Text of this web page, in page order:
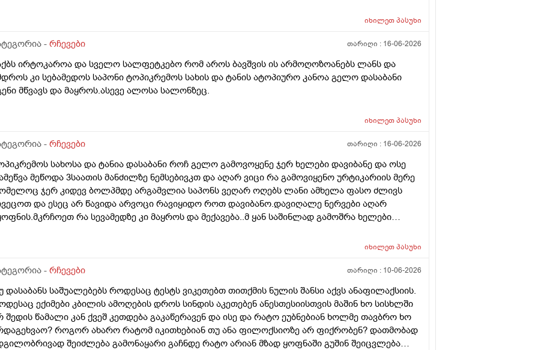
იხილეთპასუხი
- რჩევები თარიღი : 16-06-2026
ირტოკაროა და სველო სალფეტკებო რომ აროს ბავშვის ის არმოღოზოანებს ლანს და
კი სებამედოს საპონი ტოპიკრემოს სახის და ტანის ატოპიურო კანოა გელო დასაბანი
მწვავს და მაყროს.ასევე ალოსა სალონზეც.
იხილეთპასუხი
- რჩევები თარიღი : 16-06-2026
სახოსა და ტანია დასაბანი როჩ გელო გამოვოყენე ჯერ ხელები დავიბანე და ოსე
მეწოდა 3საათის მანძილზე ნემსებივკთ და აღარ ვიცი რა გამოვიყენო ურტიკარიის მერე
ჯერ კიდევ ბოლპმდე არგამვლია საპონს ვეღარ ოღებს ლანი ამხელა ფასო ძლივს
და ესეც არ წავიდა არვოცი რავიყიდო როთ დავიბანო.დავიღალე ნერვები აღარ
რა სევამედზე კი მაყროს და მექავება..მ ყან საშინლად გამოშრა ხელები
იხილეთპასუხი
- რჩევები თარიღი : 10-06-2026
დასაბანს საშუალებებს როდესაც ტესტს ვიკეთებთ თითქმის ნულის შანსი აქვს ანაფილაქსიის.
ექიმები კბილის ამოღების დროს სინდის აკეთებენ ანესთესიისთვის მაშინ ხო სისხლში
შედის წამალი კან ქვეშ კეთდება გაკაწერავენ და ისე და რატო ეუბნებიან ხოლმე თავბრო ხო
როგორ ახარო რატომ იკითხებიან თუ ანა ფილოქსიოზე არ ფიქრობენ? დათმობად
შეიძლება გამონაყარი გაჩნდე რატო არიან მზად ყოფნაში გუშინ შეიცვლება